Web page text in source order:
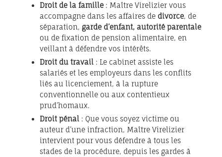
Droit de la famille : Maître Virelizier vous
accompagne dans les affaires de divorce, de
séparation, garde d’enfant, autorité parentale
ou de fixation de pension alimentaire, en
veillant à défendre vos intérêts.
Droit du travail : Le cabinet assiste les
salariés et les employeurs dans les conflits
liés au licenciement, à la rupture
conventionnelle ou aux contentieux
prud’homaux.
Droit pénal : Que vous soyez victime ou
auteur d’une infraction, Maître Virelizier
intervient pour vous défendre à tous les
stades de la procédure, depuis les gardes à